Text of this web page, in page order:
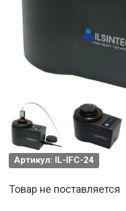
Артикул: IL-IFC-24
Товар не поставляется